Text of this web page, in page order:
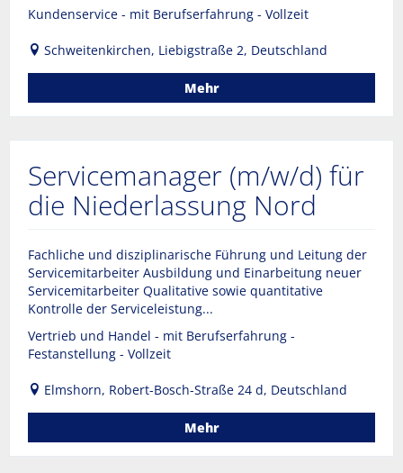
Kundenservice - mit Berufserfahrung - Vollzeit
Schweitenkirchen, Liebigstraße 2, Deutschland
Mehr
Servicemanager (m/w/d) für
die Niederlassung Nord
Fachliche und disziplinarische Führung und Leitung der
Servicemitarbeiter Ausbildung und Einarbeitung neuer
Servicemitarbeiter Qualitative sowie quantitative
Kontrolle der Serviceleistung...
Vertrieb und Handel - mit Berufserfahrung -
Festanstellung - Vollzeit
Elmshorn, Robert-Bosch-Straße 24 d, Deutschland
Mehr